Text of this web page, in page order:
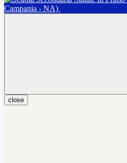
Campania - NA)
close